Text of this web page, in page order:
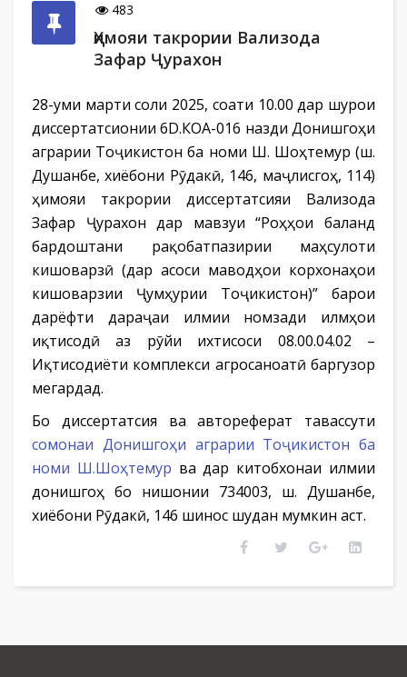
483
Ҳимояи такрории Вализода
Зафар Ҷурахон
28-уми марти соли 2025, соати 10.00 дар шурои
диссертатсионии 6D.КОА-016 назди Донишгоҳи
аграрии Тоҷикистон ба номи Ш. Шоҳтемур (ш.
Душанбе, хиёбони Рӯдакӣ, 146, маҷлисгоҳ, 114)
ҳимояи такрории диссертатсияи Вализода
Зафар Ҷурахон дар мавзуи “Роҳҳои баланд
бардоштани рақобатпазирии маҳсулоти
кишоварзӣ (дар асоси маводҳои корхонаҳои
кишоварзии Ҷумҳурии Тоҷикистон)” барои
дарёфти дараҷаи илмии номзади илмҳои
иқтисодӣ аз рӯйи ихтисоси 08.00.04.02 –
Иқтисодиёти комплекси агросаноатӣ баргузор
мегардад.
Бо диссертатсия ва автореферат тавассути
сомонаи Донишгоҳи аграрии Тоҷикистон ба
номи Ш.Шоҳтемур ва дар китобхонаи илмии
донишгоҳ бо нишонии 734003, ш. Душанбе,
хиёбони Рӯдакӣ, 146 шинос шудан мумкин аст.